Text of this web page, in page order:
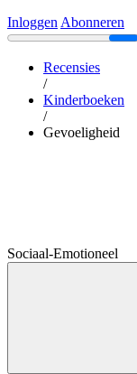
Inloggen Abonneren
Recensies
/
Kinderboeken
/
Gevoeligheid
Sociaal-Emotioneel